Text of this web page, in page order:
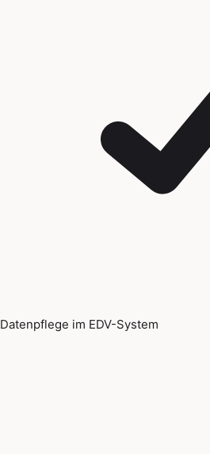
Datenpflege im EDV-System